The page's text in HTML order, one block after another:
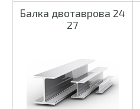
Балка двотаврова 24
27